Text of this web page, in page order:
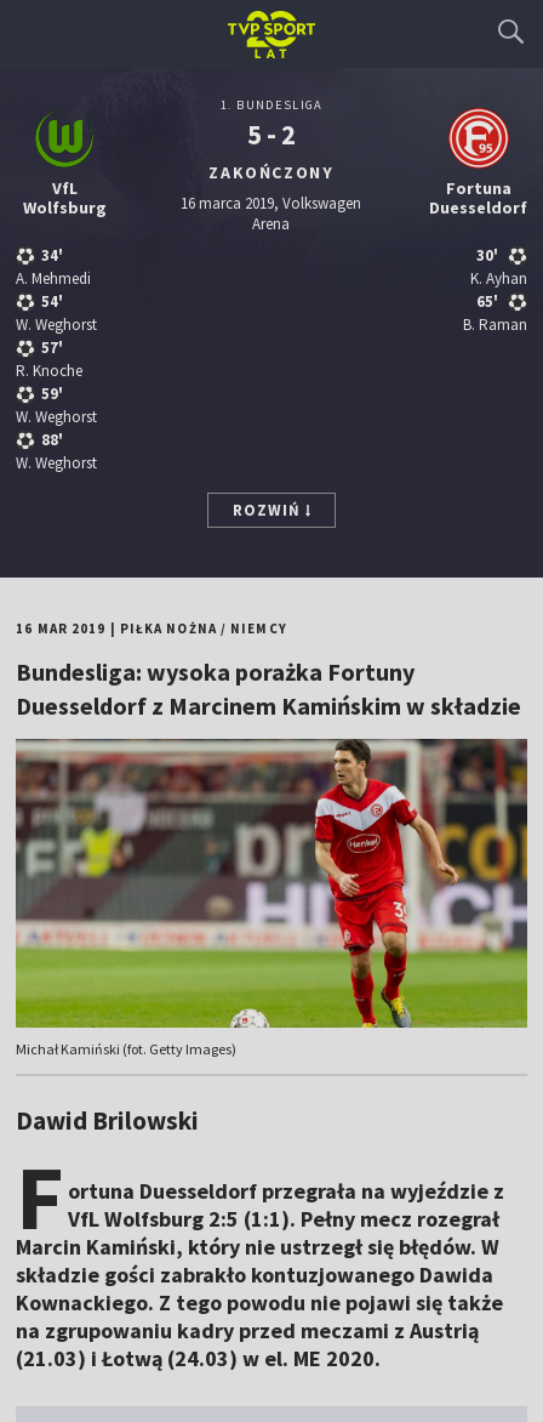
VfL
Wolfsburg
34'
A. Mehmedi
54'
W. Weghorst
57'
R. Knoche
59'
W. Weghorst
88'
W. Weghorst
1. BUNDESLIGA
5 - 2
ZAKOŃCZONY
16 marca 2019, Volkswagen
Arena
Fortuna
Duesseldorf
30'
K. Ayhan
65'
B. Raman
ROZWIŃ
16 MAR 2019 PIŁKA NOŻNA/ NIEMCY
Bundesliga: wysoka porażka Fortuny
Duesseldorf z Marcinem Kamińskim w składzie
Michał Kamiński (fot. Getty Images)
Dawid Brilowski
F ortuna Duesseldorf przegrała na wyjeździe z
VfL Wolfsburg 2:5 (1:1). Pełny mecz rozegrał
Marcin Kamiński, który nie ustrzegł się błędów. W
składzie gości zabrakło kontuzjowanego Dawida
Kownackiego. Z tego powodu nie pojawi się także
na zgrupowaniu kadry przed meczami z Austrią
(21.03) i Łotwą (24.03) w el. ME 2020.